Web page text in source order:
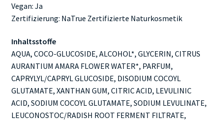
Vegan: Ja
Zertifizierung: NaTrue Zertifizierte Naturkosmetik
Inhaltsstoffe
AQUA, COCO-GLUCOSIDE, ALCOHOL*, GLYCERIN, CITRUS
AURANTIUM AMARA FLOWER WATER*, PARFUM,
CAPRYLYL/CAPRYL GLUCOSIDE, DISODIUM COCOYL
GLUTAMATE, XANTHAN GUM, CITRIC ACID, LEVULINIC
ACID, SODIUM COCOYL GLUTAMATE, SODIUM LEVULINATE,
LEUCONOSTOC/RADISH ROOT FERMENT FILTRATE,